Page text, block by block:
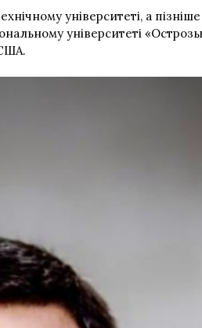
університеті, а
університеті